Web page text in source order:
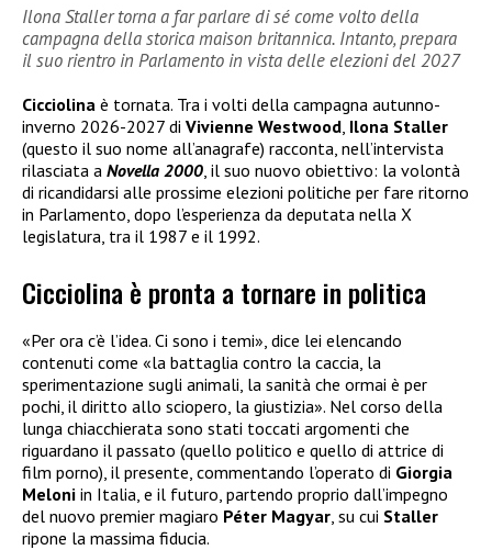
Ilona Staller torna a far parlare di sé come volto della
campagna della storica maison britannica. Intanto, prepara
il suo rientro in Parlamento in vista delle elezioni del 2027
Cicciolina è tornata. Tra i volti della campagna autunno-
inverno 2026-2027 di Vivienne Westwood, Ilona Staller
(questo il suo nome all’anagrafe) racconta, nell’intervista
rilasciata a Novella 2000, il suo nuovo obiettivo: la volontà
di ricandidarsi alle prossime elezioni politiche per fare ritorno
in Parlamento, dopo l’esperienza da deputata nella X
legislatura, tra il 1987 e il 1992.
Cicciolina è pronta a tornare in politica
«Per ora c’è l’idea. Ci sono i temi», dice lei elencando
contenuti come «la battaglia contro la caccia, la
sperimentazione sugli animali, la sanità che ormai è per
pochi, il diritto allo sciopero, la giustizia». Nel corso della
lunga chiacchierata sono stati toccati argomenti che
riguardano il passato (quello politico e quello di attrice di
film porno), il presente, commentando l’operato di Giorgia
Meloni in Italia, e il futuro, partendo proprio dall’impegno
del nuovo premier magiaro Péter Magyar , su cui Staller
ripone la massima fiducia.